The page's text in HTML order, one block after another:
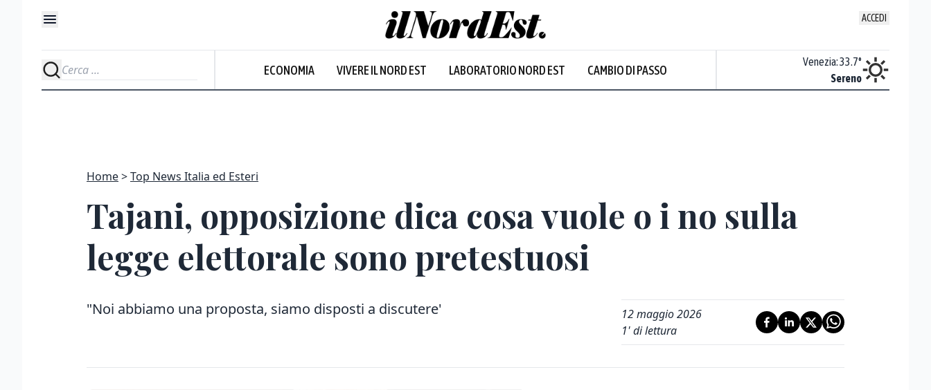
ACCEDI
ECONOMIA VIVERE IL NORD EST LABORATORIO NORD EST CAMBIO DI PASSO
Nuvoloso
Venezia:33.7°
Sereno
Home Top News Italia ed Esteri
Tajani, opposizione dica cosa vuole o i no sulla
legge elettorale sono pretestuosi
"Noi abbiamo una proposta, siamo disposti a discutere'
12 maggio 2026
1' di lettura